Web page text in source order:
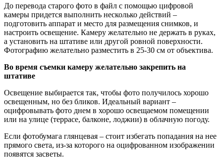
До перевода старого фото в файл с помощью цифровой
камеры придется выполнить несколько действий –
подготовить аппарат и место для размещения снимков, и
настроить освещение. Камеру желательно не держать в руках,
а установить на штативе или другой ровной поверхности.
Фотографию желательно разместить в 25-30 см от объектива.
Во время съемки камеру желательно закрепить на
штативе
Освещение выбирается так, чтобы фото получилось хорошо
освещенным, но без бликов. Идеальный вариант –
оцифровывать фото днем в хорошо освещаемом помещении
или на улице (террасе, балконе, лоджии) в облачную погоду.
Если фотобумага глянцевая – стоит избегать попадания на нее
прямого света, из-за которого на оцифрованном изображении
появятся засветы.